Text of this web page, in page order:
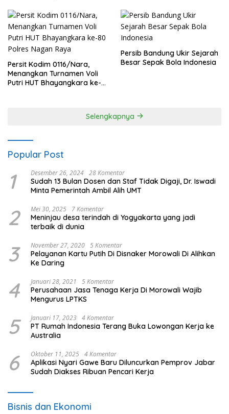
Persit Kodim 0116/Nara,
Menangkan Turnamen Voli
Putri HUT Bhayangkara ke-
Persib Bandung Ukir Sejarah
Besar Sepak Bola Indonesia
Selengkapnya
Popular Post
1 Desember 26, 2024 28 Komentar
Sudah 13 Bulan Dosen dan Staf Tidak Digaji, Dr. Iswadi
Minta Pemerintah Ambil Alih UMT
2 Mei 30, 2025 7 Komentar
Meninjau desa terindah di Yogyakarta yang jadi
terbaik di dunia
3 November 27, 2020 5 Komentar
Pelayanan Kartu Putih Di Disnaker Morowali Di Alihkan
Ke Daring
4 Januari 28, 2021 5 Komentar
Perusahaan Jasa Tenaga Kerja Di Morowali Wajib
Mengurus LPTKS
5 Januari 17, 2023 4 Komentar
PT Rumah Indonesia Terang Buka Lowongan Kerja ke
Australia
6 Oktober 11, 2025 4 Komentar
Aplikasi Nyari Gawe Baru Diluncurkan Pemprov Jabar
Sudah Diakses Ribuan Pencari Kerja
Bisnis dan Ekonomi